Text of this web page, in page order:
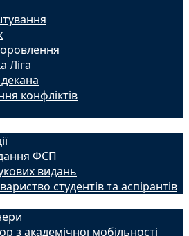
Ліга
конфліктів
ФСП
видань
студентів та аспірантів
з академічної мобільності